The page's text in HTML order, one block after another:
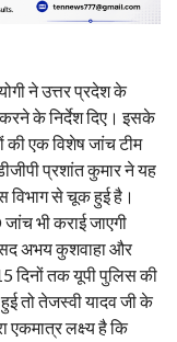
ने उत्तर प्रदेश के
के निर्देश दिए। इसके
की एक विशेष जांच टीम
प्रशांत कुमार ने यह
विभाग से चूक हुई है।
भी कराई जाएगी
अभय कुशवाहा और
दिनों तक यूपी पुलिस की
तो तेजस्वी यादव जी के
एकमात्र लक्ष्य है कि